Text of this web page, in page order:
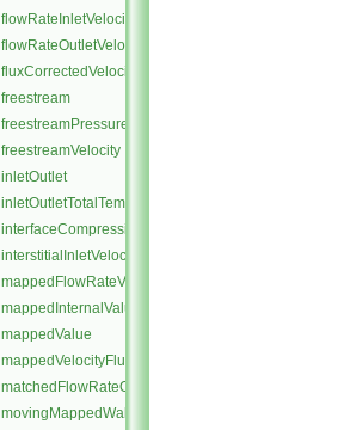
flowRateInletVelocity
flowRateOutletVelocity
fluxCorrectedVelocity
freestream
freestreamPressure
freestreamVelocity
inletOutlet
inletOutletTotalTemperature
interfaceCompression
interstitialInletVelocity
mappedFlowRateVelocity
mappedInternalValue
mappedValue
mappedVelocityFlux
matchedFlowRateOutletVelocity
movingMappedWallVelocity